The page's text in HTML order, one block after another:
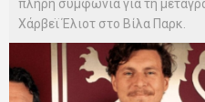
πλήρη συμφωνία για τη
Χάρβεϊ Έλιοτ στο Βίλα Παρκ.